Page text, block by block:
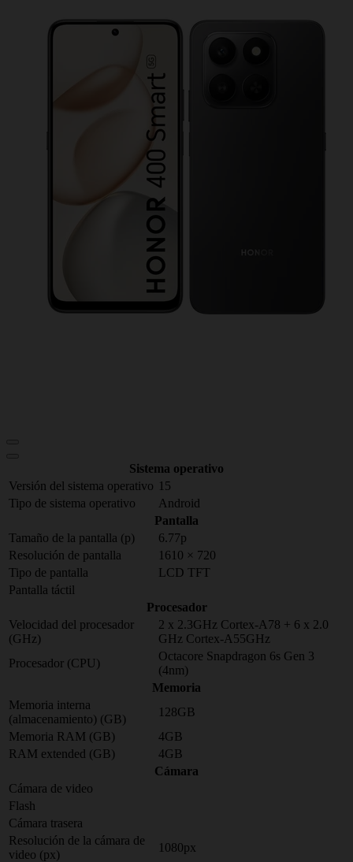
Sistema operativo
Versión del sistema operativo 15
Tipo de sistema operativo
Android
Pantalla
Tamaño de la pantalla (p)
6.77p
Resolución de pantalla
1610 × 720
Tipo de pantalla
LCD TFT
Pantalla táctil
Procesador
Velocidad del procesador
(GHz)
2 x 2.3GHz Cortex-A78 + 6 x 2.0
GHz Cortex-A55GHz
Procesador (CPU)
Octacore Snapdragon 6s Gen 3
(4nm)
Memoria
Memoria interna
(almacenamiento) (GB)
128GB
Memoria RAM (GB)
4GB
RAM extended (GB)
4GB
Cámara
Cámara de video
Flash
Cámara trasera
Resolución de la cámara de
video (px)
1080px